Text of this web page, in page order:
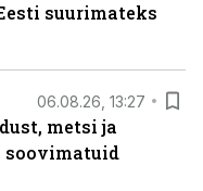
suurimateks
06.08.26, 13:27
metsi ja
soovimatuid